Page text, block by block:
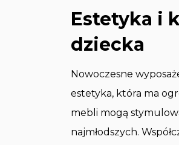
Estetyka i
dziecka
Nowoczesne
estetyka, która ma
mebli mogą
najmłodszych.